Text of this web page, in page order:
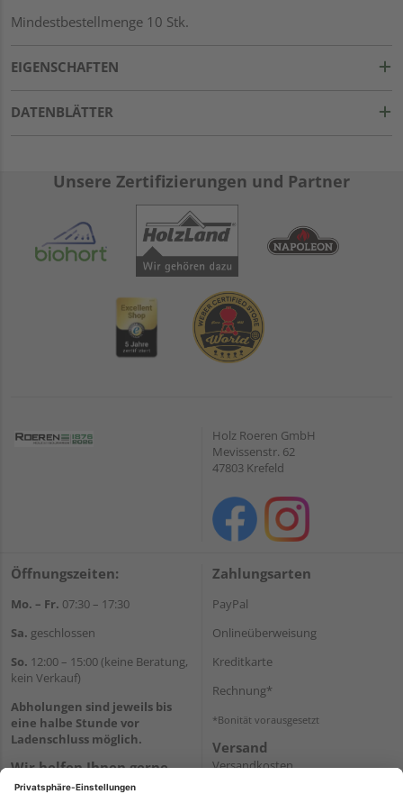
Mindestbestellmenge 10 Stk.
EIGENSCHAFTEN
DATENBLÄTTER
Unsere Zertifizierungen und Partner
Holz Roeren GmbH
Mevissenstr. 62
47803 Krefeld
Öffnungszeiten:
Mo. – Fr. 07:30 – 17:30
Sa. geschlossen
So. 12:00 – 15:00 (keine Beratung,
kein Verkauf)
Abholungen sind jeweils bis
eine halbe Stunde vor
Ladenschluss möglich.
Wir helfen Ihnen gerne
weiter
Zahlungsarten
PayPal
Onlineüberweisung
Kreditkarte
Rechnung*
*Bonität vorausgesetzt
Versand
Versandkosten